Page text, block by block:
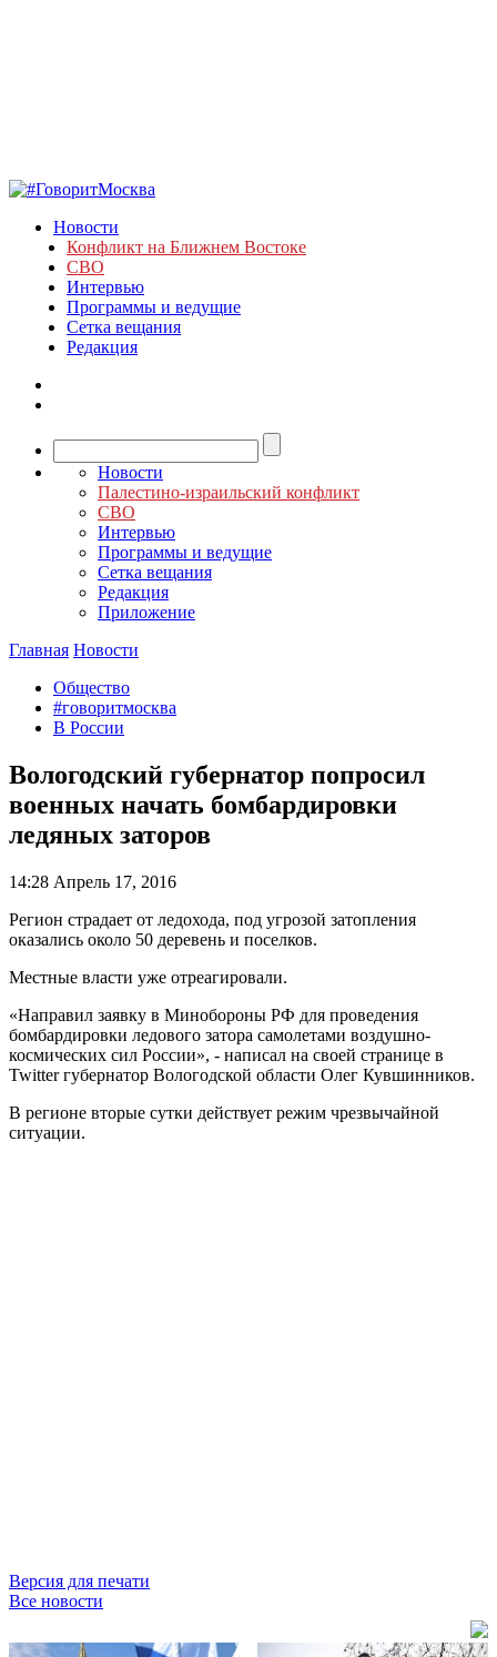
Новости
Конфликт на Ближнем Востоке
СВО
Интервью
Программы и ведущие
Сетка вещания
Редакция
Новости
Палестино-израильский конфликт
СВО
Интервью
Программы и ведущие
Сетка вещания
Редакция
Приложение
Главная Новости
Общество
#говоритмосква
В России
Вологодский губернатор попросил
военных начать бомбардировки
ледяных заторов
14:28 Апрель 17, 2016
Регион страдает от ледохода, под угрозой затопления
оказались около 50 деревень и поселков.
Местные власти уже отреагировали.
«Направил заявку в Минобороны РФ для проведения
бомбардировки ледового затора самолетами воздушно-
космических сил России», - написал на своей странице в
Twitter губернатор Вологодской области Олег Кувшинников.
В регионе вторые сутки действует режим чрезвычайной
ситуации.
Версия для печати
Все новости